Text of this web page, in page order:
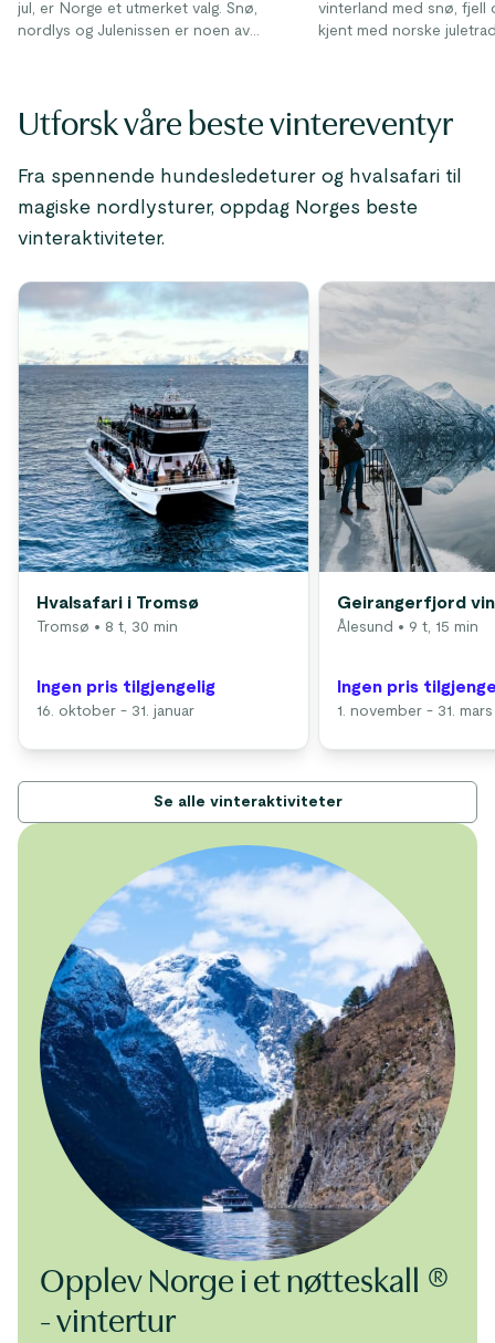
jul, er Norge et utmerket valg. Snø,
nordlys og Julenissen er noen av
vinterland med snø, fjell
kjent med norske
Utforsk våre beste vintereventyr
Fra spennende hundesledeturer og hvalsafari til
magiske nordlysturer, oppdag Norges beste
vinteraktiviteter.
Hvalsafari i Tromsø
Tromsø • 8 t, 30 min
Ingen pris tilgjengelig
16. oktober - 31. januar
Geirangerfjord
Ålesund • 9 t, 15 min
Ingen pris
1. november - 31. mars
Se alle vinteraktiviteter
Opplev Norge i et nøtteskall ®
- vintertur